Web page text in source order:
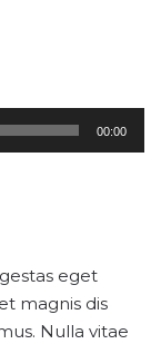
00:00
eget
magnis dis
Nulla vitae